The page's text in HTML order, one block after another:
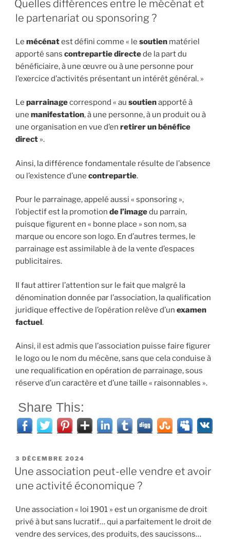
Quelles différences entre le mécénat et
le partenariat ou sponsoring ?
Le mécénatest défini comme « le soutien matériel
apporté sans contrepartie directede la part du
bénéficiaire, à une œuvre ou à une personne pour
l’exercice d’activités présentant un intérêt général. »
Le parrainagecorrespond « au soutienapporté à
une manifestation, à une personne, à un produit ou à
une organisation en vue d’en retirer un bénéfice
direct ».
Ainsi, la différence fondamentale résulte de l’absence
ou l’existence d’une contrepartie.
Pour le parrainage, appelé aussi « sponsoring »,
l’objectif est la promotion de l’imagedu parrain,
puisque figurent en « bonne place » son nom, sa
marque ou encore son logo. En d’autres termes, le
parrainage est assimilable à de la vente d’espaces
publicitaires.
Il faut attirer l’attention sur le fait que malgré la
dénomination donnée par l’association, la qualification
juridique effective de l’opération relève d’un examen
factuel.
Ainsi, il est admis que l’association puisse faire figurer
le logo ou le nom du mécène, sans que cela conduise à
une requalification en opération de parrainage, sous
réserve d’un caractère et d’une taille « raisonnables ».
Share This:
PUBLIÉ
LE
3 DÉCEMBRE 2024
Une association peut-elle vendre et avoir
une activité économique ?
Une association « loi 1901 » est un organisme de droit
privé à but sans lucratif… qui a parfaitement le droit de
vendre des services, des produits, des saucissons…